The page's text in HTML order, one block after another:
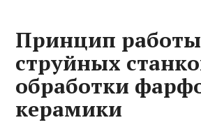
Принцип работы
струйных
обработки
керамики